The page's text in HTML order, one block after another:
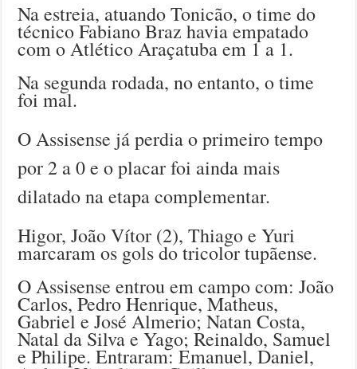
Na estreia, atuando Tonicão, o time do
técnico Fabiano Braz havia empatado
com o Atlético Araçatuba em 1 a 1.
Na segunda rodada, no entanto, o time
foi mal.
O Assisense já perdia o primeiro tempo
por 2 a 0 e o placar foi ainda mais
dilatado na etapa complementar.
Higor, João Vítor (2), Thiago e Yuri
marcaram os gols do tricolor tupãense.
O Assisense entrou em campo com: João
Carlos, Pedro Henrique, Matheus,
Gabriel e José Almerio; Natan Costa,
Natal da Silva e Yago; Reinaldo, Samuel
e Philipe. Entraram: Emanuel, Daniel,